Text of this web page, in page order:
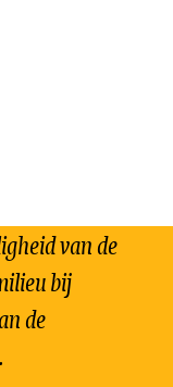
van de
bij
de